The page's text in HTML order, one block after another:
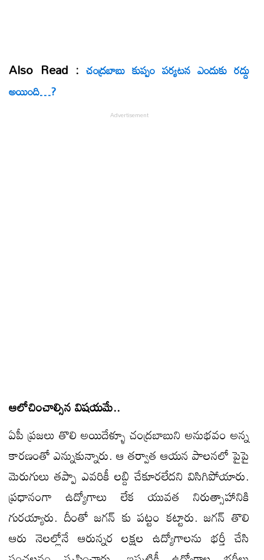
Also Read : చంద్రబాబు కుప్పం పర్యటన ఎందుకు రద్దు
అయింది…?
ఆలోచించాల్సిన విష‌య‌మే..
ఏపీ ప్రజలు తొలి అయిదేళ్ళూ చంద్రబాబుని అనుభవం అన్న
కారణంతో ఎన్నుకున్నారు. ఆ త‌ర్వాత ఆయ‌న పాల‌న‌లో పైపై
మెరుగులు త‌ప్పా ఎవ‌రికీ ల‌బ్ది చేకూర‌లేద‌ని విసిగిపోయారు.
ప్ర‌ధానంగా ఉద్యోగాలు లేక యువ‌త నిరుత్సాహానికి
గుర‌య్యారు. దీంతో జగన్ కు పట్టం కట్టారు. జ‌గ‌న్ తొలి
ఆరు నెల‌ల్లోనే ఆరున్న‌ర ల‌క్ష‌ల ఉద్యోగాల‌ను భ‌ర్తీ చేసి